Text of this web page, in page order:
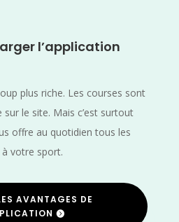
l’application
plus riche. Les courses sont
le site. Mais c’est surtout
offre au quotidien tous les
votre sport.
AVANTAGES DE